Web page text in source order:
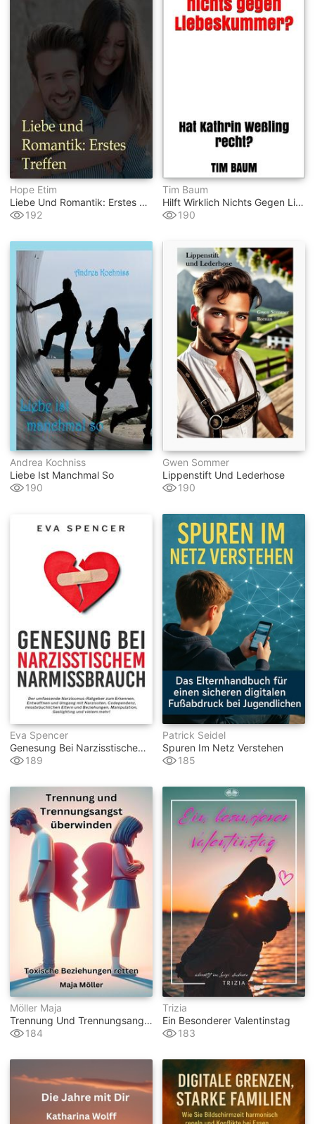
Hope Etim
Liebe Und Romantik: Erstes Treffen
192
Tim Baum
Hilft Wirklich Nichts Gegen Liebeskummer?
190
Andrea Kochniss
Liebe Ist Manchmal So
190
Gwen Sommer
Lippenstift Und Lederhose
190
Eva Spencer
Genesung Bei Narzisstischem Missbrauch
189
Patrick Seidel
Spuren Im Netz Verstehen
185
Möller Maja
Trennung Und Trennungsangst Überwinden
184
Trizia
Ein Besonderer Valentinstag
183